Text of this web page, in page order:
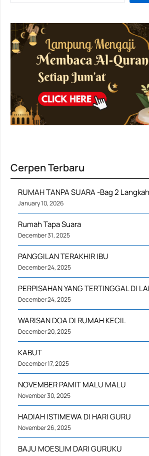
Cerpen Terbaru
RUMAH TANPA SUARA -Bag 2
January 10, 2026
Rumah Tapa Suara
December 31, 2025
PANGGILAN TERAKHIR IBU
December 24, 2025
PERPISAHAN YANG TERTINGGAL DI
December 24, 2025
WARISAN DOA DI RUMAH KECIL
December 20, 2025
KABUT
December 17, 2025
NOVEMBER PAMIT MALU MALU
November 30, 2025
HADIAH ISTIMEWA DI HARI GURU
November 26, 2025
BAJU MOESLIM DARI GURUKU